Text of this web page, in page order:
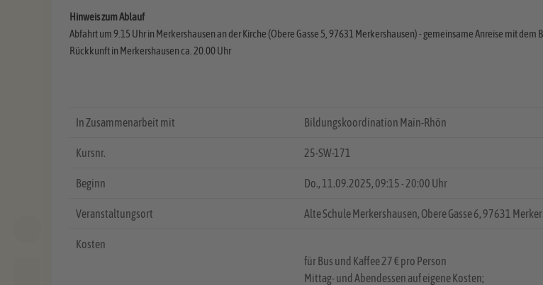
Hinweis zum Ablauf
Abfahrt um 9.15 Uhr in Merkershausen an der Kirche (Obere Gasse 5, 97631 Merkershausen) - gemeinsame Anreise mit dem
Rückkunft in Merkershausen ca. 20.00 Uhr
In Zusammenarbeit mit Bildungskoordination Main-Rhön
Kursnr. 25-SW-171
Beginn Do., 11.09.2025, 09:15 - 20:00 Uhr
Veranstaltungsort Alte Schule Merkershausen, Obere Gasse 6, 97631
Kosten
für Bus und Kaffee 27 € pro Person
Mittag- und Abendessen auf eigene Kosten;